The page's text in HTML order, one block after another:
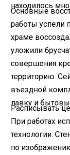
находилось
Основные
работы успели
храме
уложили
совершения
территорию.
въездной
лавку и
Расписывать
При работах
технологии.
по